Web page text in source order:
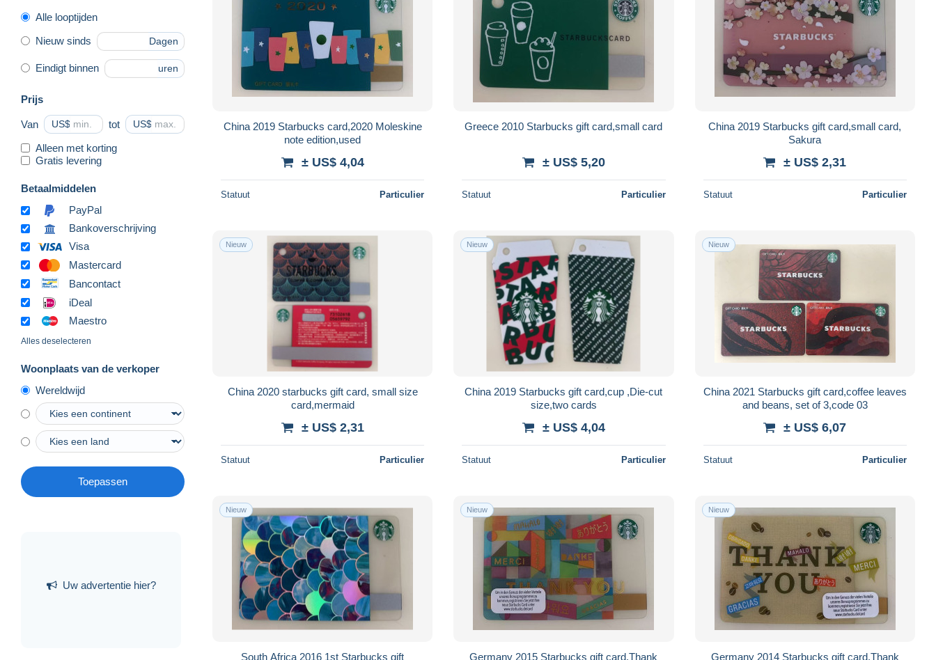
Alle looptijden
Nieuw sinds Dagen
Eindigt binnen uren
Prijs
Van US$ tot US$
Alleen met korting
Gratis levering
Betaalmiddelen
PayPal
Bankoverschrijving
Visa
Mastercard
Bancontact
iDeal
Maestro
Alles deselecteren
Woonplaats van de verkoper
Wereldwijd
Toepassen
Uw advertentie hier?
China 2019 Starbucks card,2020 Moleskine
note edition,used
± US$ 4,04
Statuut Particulier
Greece 2010 Starbucks gift card,small card
± US$ 5,20
Statuut Particulier
China 2019 Starbucks gift card,small card,
Sakura
± US$ 2,31
Statuut Particulier
Nieuw
China 2020 starbucks gift card, small size
card,mermaid
± US$ 2,31
Statuut Particulier
Nieuw
China 2019 Starbucks gift card,cup ,Die-cut
size,two cards
± US$ 4,04
Statuut Particulier
Nieuw
China 2021 Starbucks gift card,coffee leaves
and beans, set of 3,code 03
± US$ 6,07
Statuut Particulier
Nieuw
South Africa 2016 1st Starbucks gift
Nieuw
Germany 2015 Starbucks gift card,Thank
Nieuw
Germany 2014 Starbucks gift card,Thank